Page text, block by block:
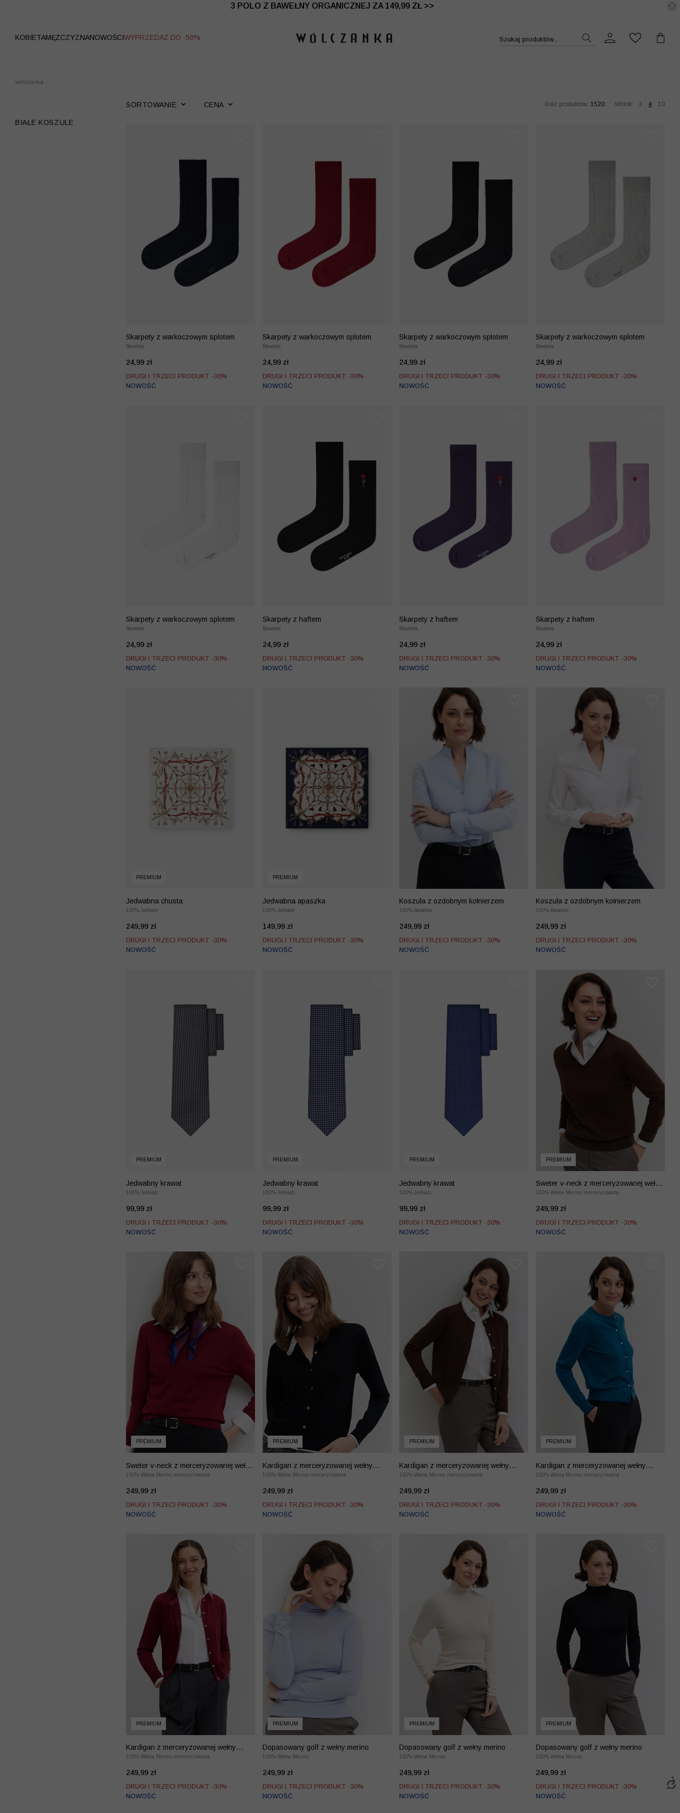
3 POLO Z BAWEŁNY ORGANICZNEJ ZA 149,99 ZŁ >>
WYPRZEDAŻ DO -50% | DODATKOWE -30% NA DRUGI I TRZECI PRODUKT >>
KOBIETAMĘŻCZYZNANOWOŚCIWYPRZEDAŻ DO -50% Szukaj produktów...
wólczanka -
BIAŁE KOSZULE
SORTOWANIE CENA Ilość produktów: 1520 Widok: 3 4 10
Skarpety z warkoczowym splotem
Bawełna
24,99 zł
DRUGI I TRZECI PRODUKT -30%
NOWOŚĆ
Skarpety z warkoczowym splotem
Bawełna
24,99 zł
DRUGI I TRZECI PRODUKT -30%
NOWOŚĆ
Skarpety z warkoczowym splotem
Bawełna
24,99 zł
DRUGI I TRZECI PRODUKT -30%
NOWOŚĆ
Skarpety z warkoczowym splotem
Bawełna
24,99 zł
DRUGI I TRZECI PRODUKT -30%
NOWOŚĆ
Skarpety z warkoczowym splotem
Bawełna
24,99 zł
DRUGI I TRZECI PRODUKT -30%
NOWOŚĆ
Skarpety z haftem
Bawełna
24,99 zł
DRUGI I TRZECI PRODUKT -30%
NOWOŚĆ
Skarpety z haftem
Bawełna
24,99 zł
DRUGI I TRZECI PRODUKT -30%
NOWOŚĆ
Skarpety z haftem
Bawełna
24,99 zł
DRUGI I TRZECI PRODUKT -30%
NOWOŚĆ
PREMIUM
Jedwabna chusta
100% Jedwab
249,99 zł
DRUGI I TRZECI PRODUKT -30%
NOWOŚĆ
PREMIUM
Jedwabna apaszka
100% Jedwab
149,99 zł
DRUGI I TRZECI PRODUKT -30%
NOWOŚĆ
Koszula z ozdobnym kołnierzem
100% Bawełna
249,99 zł
DRUGI I TRZECI PRODUKT -30%
NOWOŚĆ
Koszula z ozdobnym kołnierzem
100% Bawełna
249,99 zł
DRUGI I TRZECI PRODUKT -30%
NOWOŚĆ
PREMIUM
Jedwabny krawat
100% Jedwab
99,99 zł
DRUGI I TRZECI PRODUKT -30%
NOWOŚĆ
PREMIUM
Jedwabny krawat
100% Jedwab
99,99 zł
DRUGI I TRZECI PRODUKT -30%
NOWOŚĆ
PREMIUM
Jedwabny krawat
100% Jedwab
99,99 zł
DRUGI I TRZECI PRODUKT -30%
NOWOŚĆ
PREMIUM
Sweter v-neck z merceryzowanej wełny
merino
100% Wełna Merino merceryzowana
249,99 zł
DRUGI I TRZECI PRODUKT -30%
NOWOŚĆ
PREMIUM
Sweter v-neck z merceryzowanej wełny
merino
100% Wełna Merino merceryzowana
249,99 zł
DRUGI I TRZECI PRODUKT -30%
NOWOŚĆ
PREMIUM
Kardigan z merceryzowanej wełny
merino
100% Wełna Merino merceryzowana
249,99 zł
DRUGI I TRZECI PRODUKT -30%
NOWOŚĆ
PREMIUM
Kardigan z merceryzowanej wełny
merino
100% Wełna Merino merceryzowana
249,99 zł
DRUGI I TRZECI PRODUKT -30%
NOWOŚĆ
PREMIUM
Kardigan z merceryzowanej wełny
merino
100% Wełna Merino merceryzowana
249,99 zł
DRUGI I TRZECI PRODUKT -30%
NOWOŚĆ
PREMIUM
Kardigan z merceryzowanej wełny
merino
100% Wełna Merino merceryzowana
249,99 zł
DRUGI I TRZECI PRODUKT -30%
NOWOŚĆ
PREMIUM
Dopasowany golf z wełny merino
100% Wełna Merino
249,99 zł
DRUGI I TRZECI PRODUKT -30%
NOWOŚĆ
PREMIUM
Dopasowany golf z wełny merino
100% Wełna Merino
249,99 zł
DRUGI I TRZECI PRODUKT -30%
NOWOŚĆ
PREMIUM
Dopasowany golf z wełny merino
100% Wełna Merino
249,99 zł
DRUGI I TRZECI PRODUKT -30%
NOWOŚĆ